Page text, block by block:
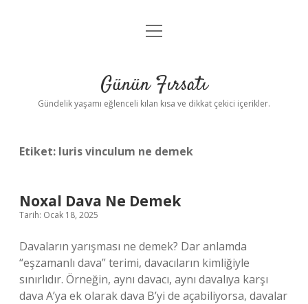
Anasayfa
Yasal Uyarı
menüyü
Günün Fırsatı
Gündelik yaşamı eğlenceli kılan kısa ve dikkat çekici içerikler.
Etiket: Iuris vinculum ne demek
Noxal Dava Ne Demek
Tarih: Ocak 18, 2025
Davaların yarışması ne demek? Dar anlamda
“eşzamanlı dava” terimi, davacıların kimliğiyle
sınırlıdır. Örneğin, aynı davacı, aynı davalıya karşı
dava A’ya ek olarak dava B’yi de açabiliyorsa, davalar